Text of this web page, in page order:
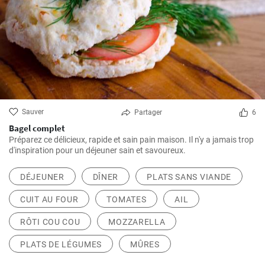
Sauver Partager 6
Bagel complet
Préparez ce délicieux, rapide et sain pain maison. Il n'y a jamais trop
d'inspiration pour un déjeuner sain et savoureux.
DÉJEUNER DÎNER PLATS SANS VIANDE
CUIT AU FOUR TOMATES AIL
RÔTI COU COU MOZZARELLA
PLATS DE LÉGUMES MÛRES